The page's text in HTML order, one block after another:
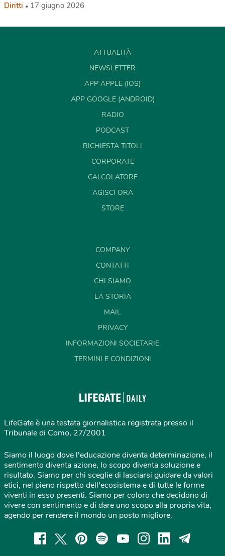
Diritti 17 giugno 2026
ATTUALITÀ
NEWSLETTER
APP APPLE (IOS)
APP GOOGLE (ANDROID)
RADIO
PODCAST
RICHIESTA TITOLI
CORPORATE
CALCOLATORE
AGISCI ORA
STORE
COMPANY
CONTATTI
CHI SIAMO
LA STORIA
MAIL
PRIVACY
INFORMAZIONI SOCIETARIE
TERMINI E CONDIZIONI
LifeGate è una testata giornalistica registrata presso il
Tribunale di Como, 27/2001
Siamo il luogo dove l'educazione diventa determinazione, il
sentimento diventa azione, lo scopo diventa soluzione e
risultato. Siamo per chi sceglie di lasciarsi guidare da valori
etici, nel pieno rispetto dell'ecosistema e di tutte le forme
viventi in esso presenti. Siamo per coloro che decidono di
vivere con sentimento e di dare uno scopo alla propria vita,
agendo per rendere il mondo un posto migliore.